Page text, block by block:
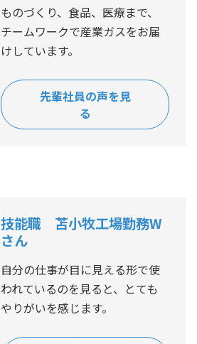
ものづくり、食品、医療まで、
チームワークで産業ガスをお届
けしています。
先輩社員の声を見
る
技能職 苫小牧工場勤務W
さん
自分の仕事が目に見える形で使
われているのを見ると、とても
やりがいを感じます。